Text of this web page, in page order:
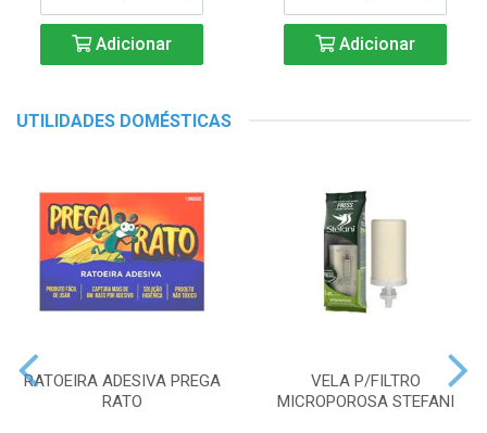
Adicionar Adicionar
UTILIDADES DOMÉSTICAS
RATOEIRA ADESIVA PREGA
RATO
VELA P/FILTRO
MICROPOROSA STEFANI